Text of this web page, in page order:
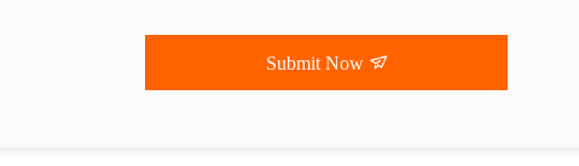
Submit Now